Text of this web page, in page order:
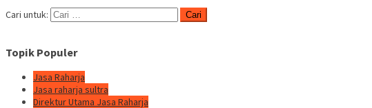
Cari untuk:
Topik Populer
Jasa Raharja
Jasa raharja sultra
Direktur Utama Jasa Raharja